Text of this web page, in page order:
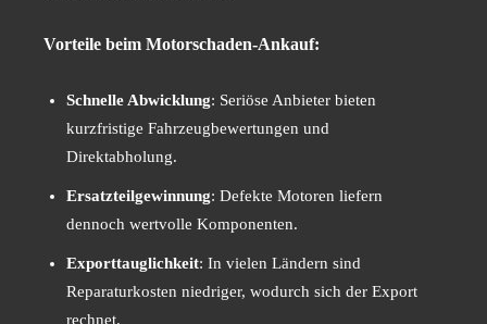
Vorteile beim Motorschaden-Ankauf:
Schnelle Abwicklung: Seriöse Anbieter bieten
kurzfristige Fahrzeugbewertungen und
Direktabholung.
Ersatzteilgewinnung: Defekte Motoren liefern
dennoch wertvolle Komponenten.
Exporttauglichkeit: In vielen Ländern sind
Reparaturkosten niedriger, wodurch sich der Export
rechnet.